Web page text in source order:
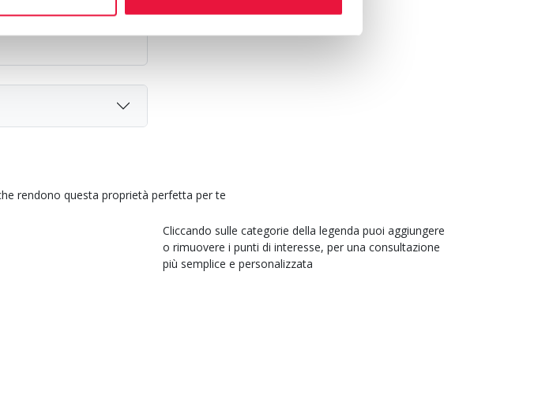
rendono questa proprietà perfetta per te
Cliccando sulle categorie della legenda puoi aggiungere
o rimuovere i punti di interesse, per una consultazione
più semplice e personalizzata